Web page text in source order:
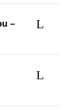
–